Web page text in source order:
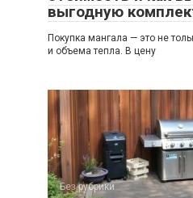
выгодную
Покупка мангала — это не
и объема тепла. В цену
Без рубрики